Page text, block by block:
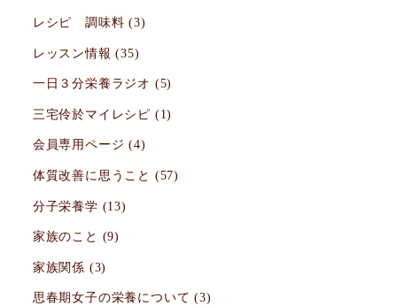
レシピ 調味料 (3)
レッスン情報 (35)
一日３分栄養ラジオ (5)
三宅伶於マイレシピ (1)
会員専用ページ (4)
体質改善に思うこと (57)
分子栄養学 (13)
家族のこと (9)
家族関係 (3)
思春期女子の栄養について (3)